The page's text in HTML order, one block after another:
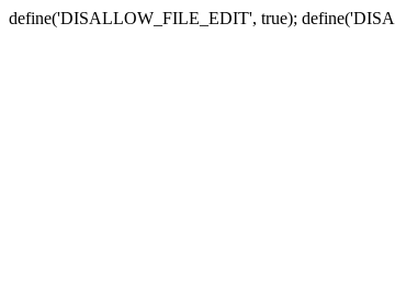
define('DISALLOW_FILE_EDIT', true);